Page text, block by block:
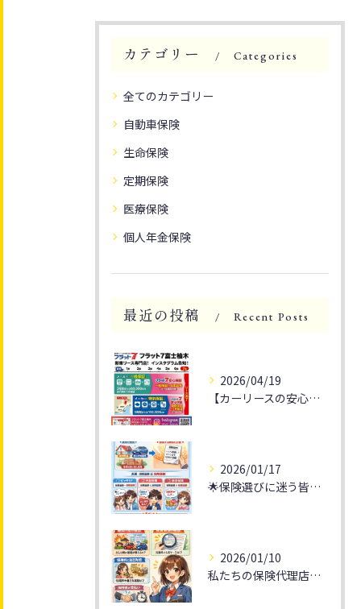
カテゴリー Categories
全てのカテゴリー
自動車保険
生命保険
定期保険
医療保険
個人年金保険
最近の投稿 Recent Posts
2026/04/19
【カーリースの安心を提供】🌟安心してドライブへ行こう！🚗💨
2026/01/17
🌟保険選びに迷う皆様へ🌟
2026/01/10
私たちの保険代理店では、お客様一人ひとりに最適な保険プランを...